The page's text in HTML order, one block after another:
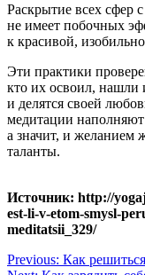
Раскрытие всех сфер
не имеет побочных
к красивой,
Эти практики
кто их освоил, нашли
и делятся своей
медитации наполняют
а значит, и желанием
таланты.
Источник: http://
est-li-v-etom-smysl-
meditatsii_329/
Навигация
Previous: Как